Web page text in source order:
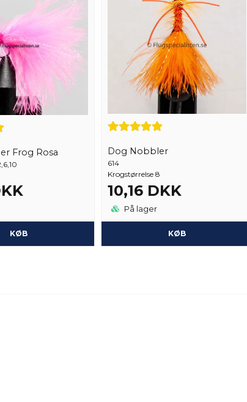
Frog Rosa
KØB
Dog Nobbler
614
Krogstørrelse 8
10,16 DKK
På lager
KØB